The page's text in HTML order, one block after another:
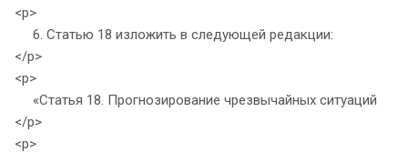
<p>
6. Статью 18 изложить в следующей редакции:
</p>
<p>
«Статья 18. Прогнозирование чрезвычайных ситуаций
</p>
<p>